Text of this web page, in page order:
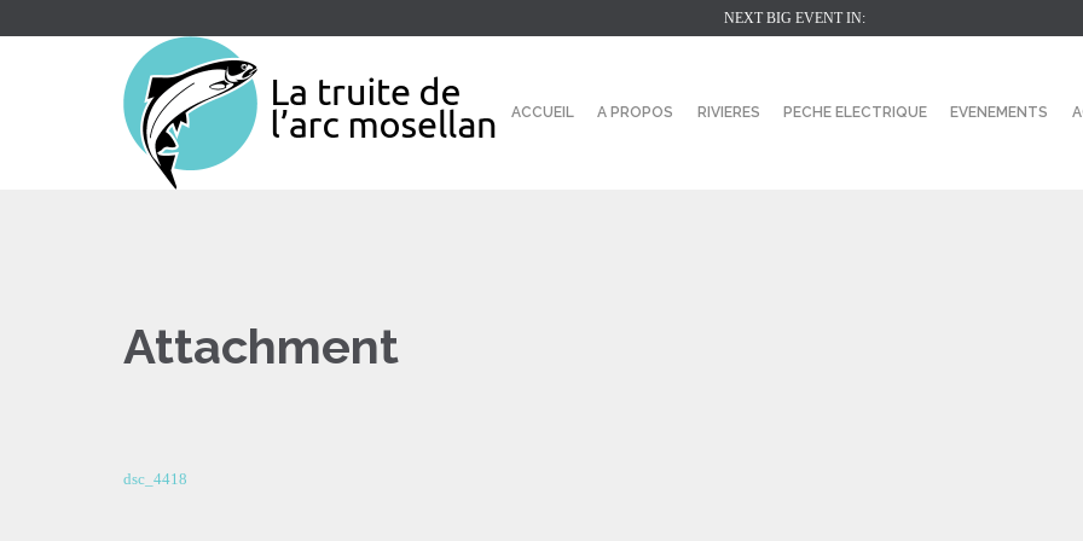
NEXT BIG EVENT IN:
ACCUEIL A PROPOS RIVIERES PECHE ELECTRIQUE EVENEMENTS
Attachment
dsc_4418